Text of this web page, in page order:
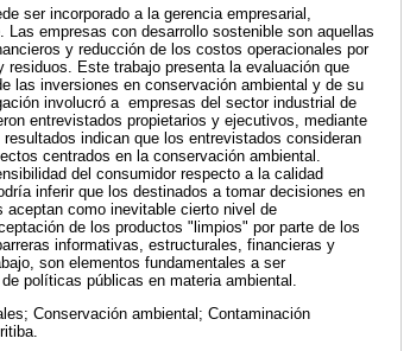
ser incorporado a la gerencia empresarial,
Las empresas con desarrollo sostenible son aquellas
y reducción de los costos operacionales por
residuos. Este trabajo presenta la evaluación que
las inversiones en conservación ambiental y de su
involucró a empresas del sector industrial de
entrevistados propietarios y ejecutivos, mediante
indican que los entrevistados consideran
centrados en la conservación ambiental.
del consumidor respecto a la calidad
inferir que los destinados a tomar decisiones en
aceptan como inevitable cierto nivel de
de los productos "limpios" por parte de los
informativas, estructurales, financieras y
son elementos fundamentales a ser
políticas públicas en materia ambiental.
Conservación ambiental; Contaminación